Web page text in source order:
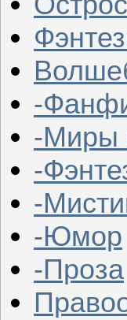
-
-Миры
-
-
-Юмор
-Проза